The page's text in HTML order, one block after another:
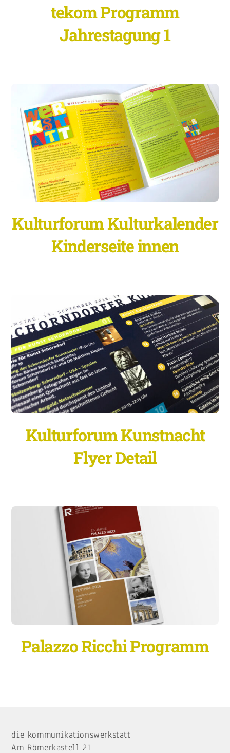
tekom Programm
Jahrestagung 1
Kulturforum Kulturkalender
Kinderseite innen
Kulturforum Kunstnacht
Flyer Detail
Palazzo Ricchi Programm
To
Top
die kommunikationswerkstatt
Am Römerkastell 21